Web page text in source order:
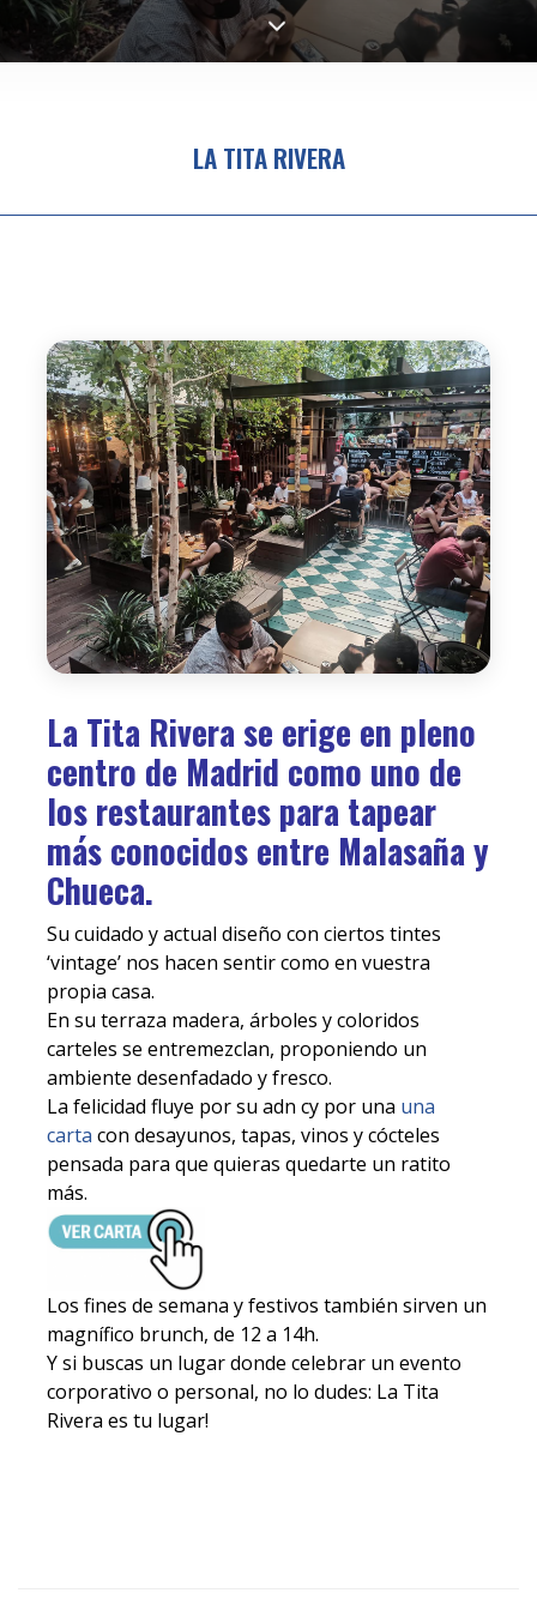
LA TITA RIVERA
La Tita Rivera se erige en pleno
centro de Madrid como uno de
los restaurantes para tapear
más conocidos entre Malasaña y
Chueca.
Su cuidado y actual diseño con ciertos tintes
‘vintage’ nos hacen sentir como en vuestra
propia casa.
En su terraza madera, árboles y coloridos
carteles se entremezclan, proponiendo un
ambiente desenfadado y fresco.
La felicidad fluye por su adn cy por una una
carta con desayunos, tapas, vinos y cócteles
pensada para que quieras quedarte un ratito
más.
Los fines de semana y festivos también sirven un
magnífico brunch, de 12 a 14h.
Y si buscas un lugar donde celebrar un evento
corporativo o personal, no lo dudes: La Tita
Rivera es tu lugar!